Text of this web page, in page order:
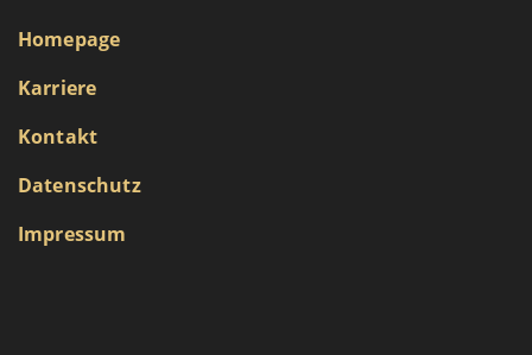
Homepage
Karriere
Kontakt
Datenschutz
Impressum